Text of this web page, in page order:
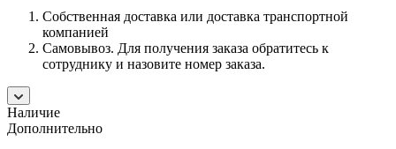
Собственная доставка или доставка транспортной
компанией
Самовывоз. Для получения заказа обратитесь к
сотруднику и назовите номер заказа.
Наличие
Дополнительно